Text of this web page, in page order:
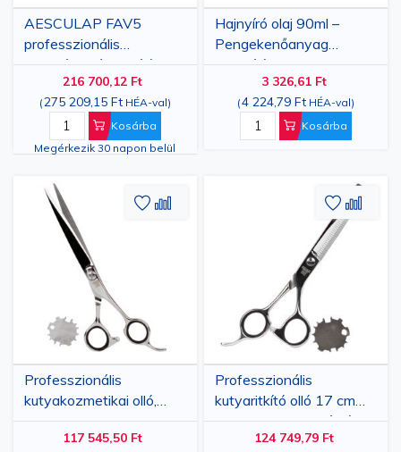
AESCULAP FAV5
professzionális
vezetékes állatnyíró
216 700,12 Ft
(275 209,15 Ft HÉA-val)
Kosárba
Megérkezik 30 napon belül
Hajnyíró olaj 90ml –
Pengekenőanyag
Hajnyíróhoz
3 326,61 Ft
(4 224,79 Ft HÉA-val)
Kosárba
Professzionális
kutyakozmetikai olló,
egyenes, 19 cm,
rozsdamentes acél
117 545,50 Ft
Hozzáadás
Hozzáadás
Professzionális
kutyaritkító olló 17 cm
rozsdamentes acélból
124 749,79 Ft
a